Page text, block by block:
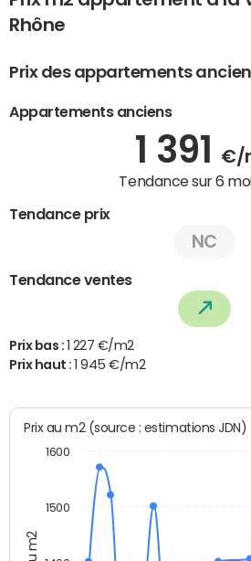
Rhône
Prix des appartements
Appartements anciens
1 391 €/
Tendance sur 6
Tendance prix
NC
Tendance ventes
Prix bas : 1 227 €/m2
Prix haut :1 945 €/m2
Prix au m2 (source : estimations JDN)
1500
1600